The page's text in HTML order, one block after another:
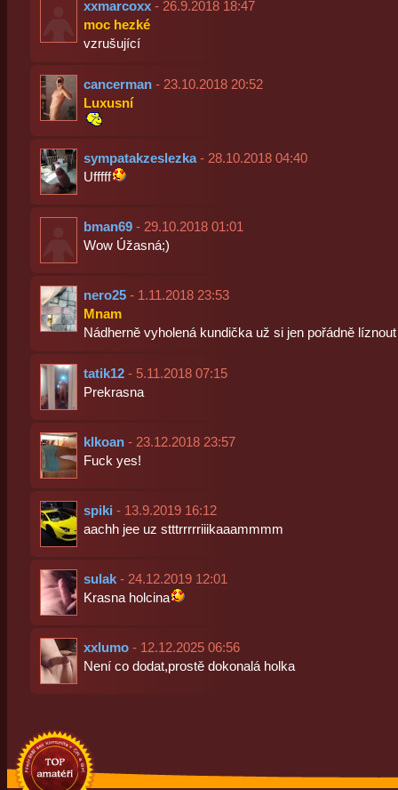
xxmarcoxx- 26.9.2018 18:47
moc hezké
vzrušující
cancerman- 23.10.2018 20:52
Luxusní
sympatakzeslezka- 28.10.2018 04:40
Ufffff
bman69- 29.10.2018 01:01
Wow Úžasná;)
nero25- 1.11.2018 23:53
Mnam
Nádherně vyholená kundička už si jen pořádně líznout
tatik12- 5.11.2018 07:15
Prekrasna
klkoan- 23.12.2018 23:57
Fuck yes!
spiki - 13.9.2019 16:12
aachh jee uz stttrrrrriiikaaammmm
sulak- 24.12.2019 12:01
Krasna holcina
xxlumo- 12.12.2025 06:56
Není co dodat,prostě dokonalá holka